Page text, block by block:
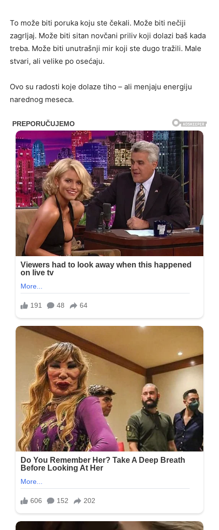
To može biti poruka koju ste čekali. Može biti nečiji
zagrljaj. Može biti sitan novčani priliv koji dolazi baš kada
treba. Može biti unutrašnji mir koji ste dugo tražili. Male
stvari, ali velike po osećaju.
Ovo su radosti koje dolaze tiho – ali menjaju energiju
narednog meseca.